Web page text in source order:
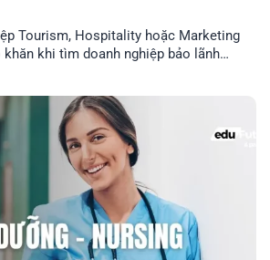
Tourism, Hospitality hoặc Marketing
khi tìm doanh nghiệp bảo lãnh
Content Creator, với lộ trình doanh